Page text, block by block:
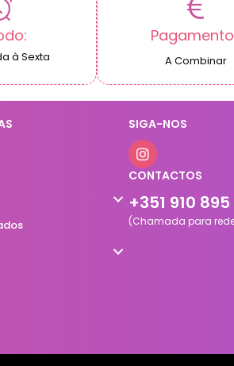
à Sexta A Combinar
SIGA-NOS
CONTACTOS
+351 910
(Chamada para